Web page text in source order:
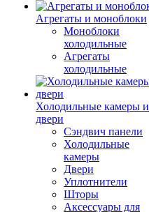
Агрегаты и моноблоки
Моноблоки
холодильные
Агрегаты
холодильные
Холодильные камеры и
двери
Сэндвич панели
Холодильные
камеры
Двери
Уплотнители
Шторы
Аксессуары для